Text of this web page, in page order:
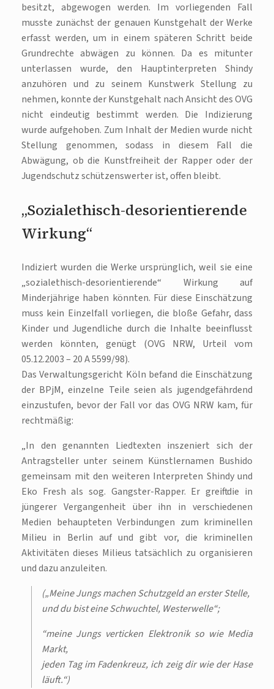
besitzt, abgewogen werden. Im vorliegenden Fall
musste zunächst der genauen Kunstgehalt der Werke
erfasst werden, um in einem späteren Schritt beide
Grundrechte abwägen zu können. Da es mitunter
unterlassen wurde, den Hauptinterpreten Shindy
anzuhören und zu seinem Kunstwerk Stellung zu
nehmen, konnte der Kunstgehalt nach Ansicht des OVG
nicht eindeutig bestimmt werden. Die Indizierung
wurde aufgehoben. Zum Inhalt der Medien wurde nicht
Stellung genommen, sodass in diesem Fall die
Abwägung, ob die Kunstfreiheit der Rapper oder der
Jugendschutz schützenswerter ist, offen bleibt.
„Sozialethisch-desorientierende
Wirkung“
Indiziert wurden die Werke ursprünglich, weil sie eine
„sozialethisch-desorientierende“ Wirkung auf
Minderjährige haben könnten. Für diese Einschätzung
muss kein Einzelfall vorliegen, die bloße Gefahr, dass
Kinder und Jugendliche durch die Inhalte beeinflusst
werden könnten, genügt (OVG NRW, Urteil vom
05.12.2003 – 20 A 5599/98).
Das Verwaltungsgericht Köln befand die Einschätzung
der BPjM, einzelne Teile seien als jugendgefährdend
einzustufen, bevor der Fall vor das OVG NRW kam, für
rechtmäßig:
„In den genannten Liedtexten inszeniert sich der
Antragsteller unter seinem Künstlernamen Bushido
gemeinsam mit den weiteren Interpreten Shindy und
Eko Fresh als sog. Gangster-Rapper. Er greift die in
jüngerer Vergangenheit über ihn in verschiedenen
Medien behaupteten Verbindungen zum kriminellen
Milieu in Berlin auf und gibt vor, die kriminellen
Aktivitäten dieses Milieus tatsächlich zu organisieren
und dazu anzuleiten.
(„Meine Jungs machen Schutzgeld an erster Stelle,
und du bist eine Schwuchtel, Westerwelle“;
“meine Jungs verticken Elektronik so wie Media
Markt,
jeden Tag im Fadenkreuz, ich zeig dir wie der Hase
läuft.“)